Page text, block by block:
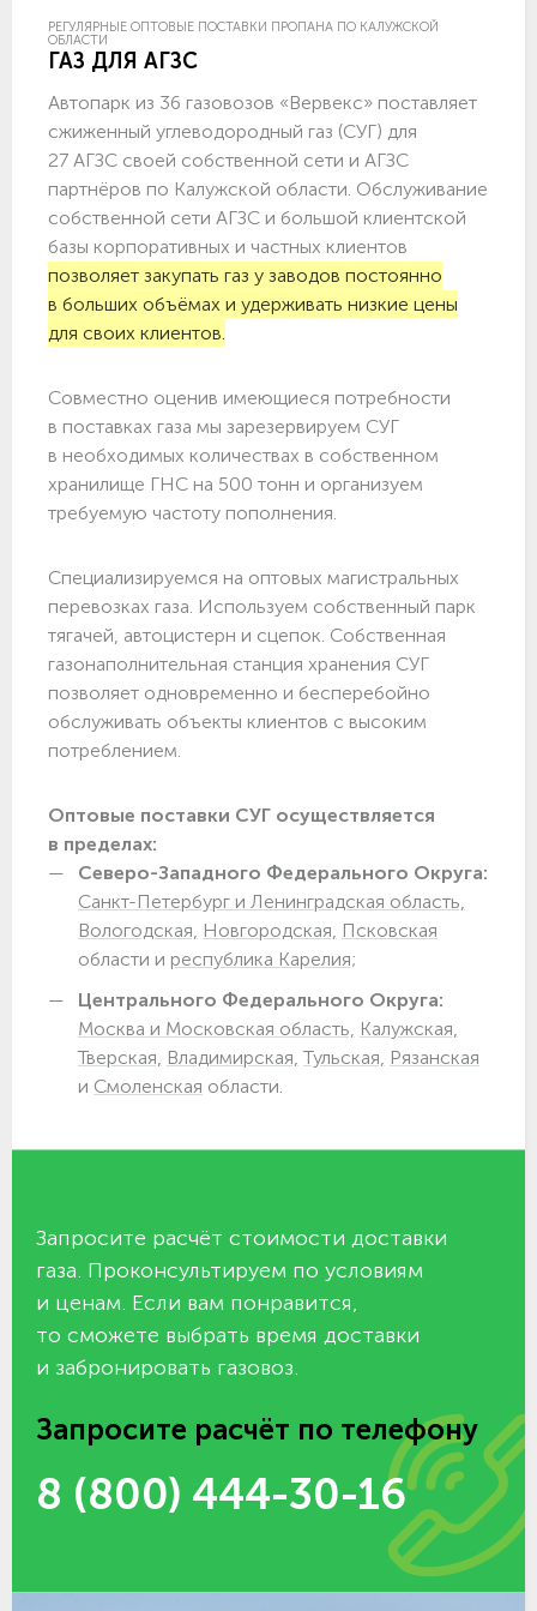
РЕГУЛЯРНЫЕ ОПТОВЫЕ ПОСТАВКИ ПРОПАНА ПО КАЛУЖСКОЙ
ОБЛАСТИ
ГАЗ ДЛЯ АГЗС
Автопарк из 36 газовозов «Вервекс» поставляет
сжиженный углеводородный газ (СУГ) для
27 АГЗС своей собственной сети и АГЗС
партнёров по Калужской области. Обслуживание
собственной сети АГЗС и большой клиентской
базы корпоративных и частных клиентов
позволяет закупать газ у заводов постоянно
в больших объёмах и удерживать низкие цены
для своих клиентов.
Совместно оценив имеющиеся потребности
в поставках газа мы зарезервируем СУГ
в необходимых количествах в собственном
хранилище ГНС на 500 тонн и организуем
требуемую частоту пополнения.
Специализируемся на оптовых магистральных
перевозках газа. Используем собственный парк
тягачей, автоцистерн и сцепок. Собственная
газонаполнительная станция хранения СУГ
позволяет одновременно и бесперебойно
обслуживать объекты клиентов с высоким
потреблением.
Оптовые поставки СУГ осуществляется
в пределах:
Северо-Западного Федерального Округа:
Санкт-Петербург и Ленинградская область,
Вологодская, Новгородская, Псковская
области и республика Карелия;
Центрального Федерального Округа:
Москва и Московская область, Калужская,
Тверская, Владимирская, Тульская, Рязанская
и Смоленская области.
Запросите расчёт стоимости доставки
газа. Проконсультируем по условиям
и ценам. Если вам понравится,
то сможете выбрать время доставки
и забронировать газовоз.
Запросите расчёт по телефону
8 (800) 444-30-16